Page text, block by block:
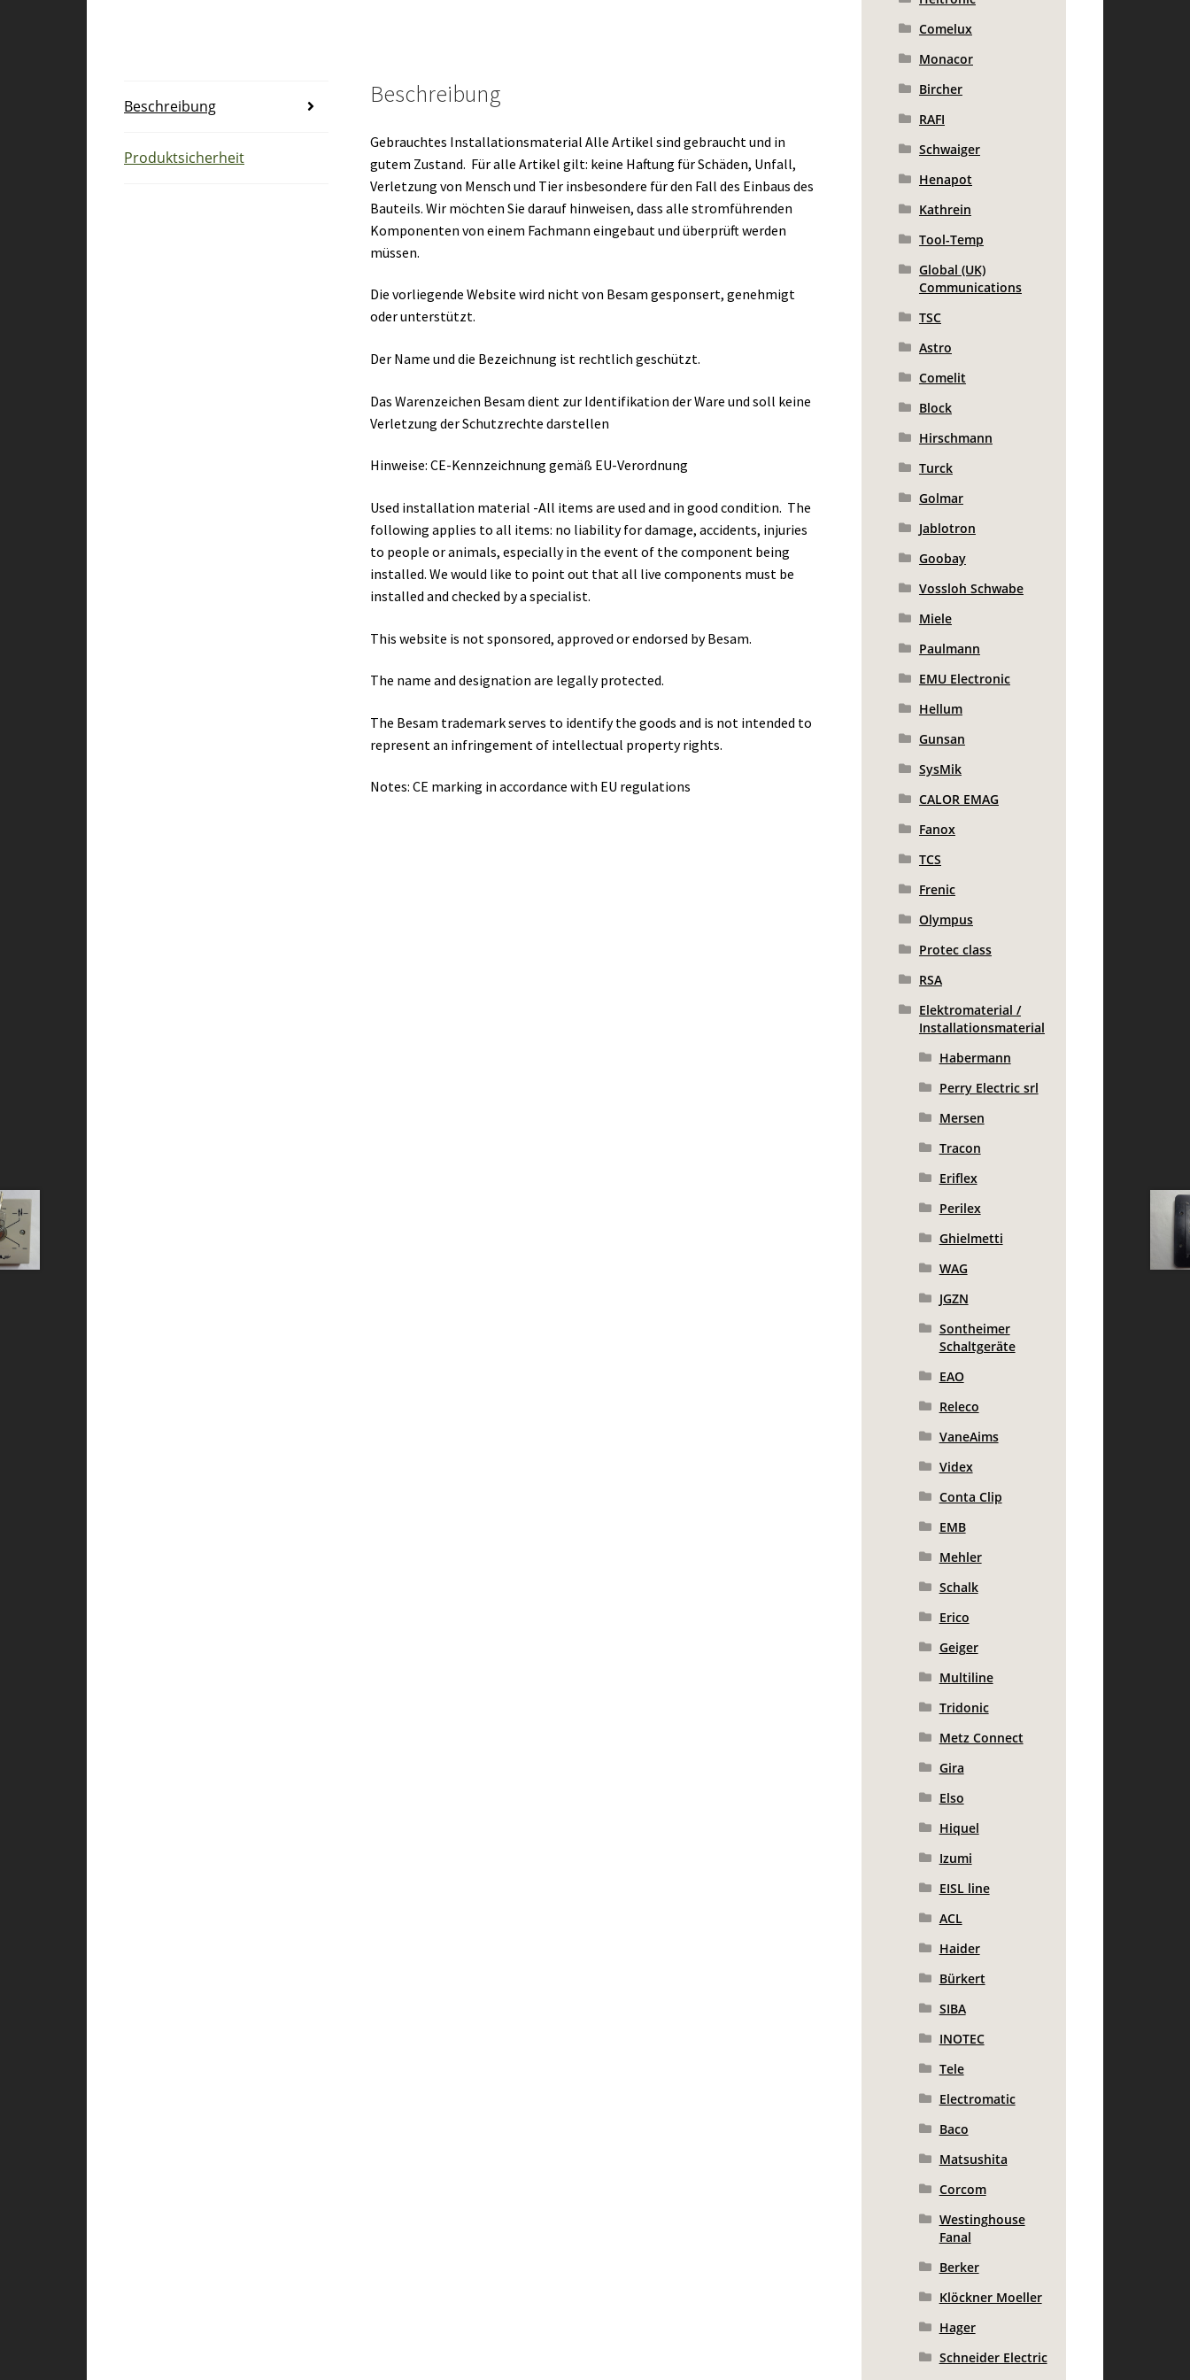
Beschreibung
Produktsicherheit
Beschreibung
Gebrauchtes Installationsmaterial Alle Artikel sind gebraucht und in
gutem Zustand. Für alle Artikel gilt: keine Haftung für Schäden, Unfall,
Verletzung von Mensch und Tier insbesondere für den Fall des Einbaus des
Bauteils. Wir möchten Sie darauf hinweisen, dass alle stromführenden
Komponenten von einem Fachmann eingebaut und überprüft werden
müssen.
Die vorliegende Website wird nicht von Besam gesponsert, genehmigt
oder unterstützt.
Der Name und die Bezeichnung ist rechtlich geschützt.
Das Warenzeichen Besam dient zur Identifikation der Ware und soll keine
Verletzung der Schutzrechte darstellen
Hinweise: CE-Kennzeichnung gemäß EU-Verordnung
Used installation material -All items are used and in good condition. The
following applies to all items: no liability for damage, accidents, injuries
to people or animals, especially in the event of the component being
installed. We would like to point out that all live components must be
installed and checked by a specialist.
This website is not sponsored, approved or endorsed by Besam.
The name and designation are legally protected.
The Besam trademark serves to identify the goods and is not intended to
represent an infringement of intellectual property rights.
Notes: CE marking in accordance with EU regulations
Comelux
Monacor
Bircher
RAFI
Schwaiger
Henapot
Kathrein
Tool-Temp
Global (UK)
Communications
TSC
Astro
Comelit
Block
Hirschmann
Turck
Golmar
Jablotron
Goobay
Vossloh Schwabe
Miele
Paulmann
EMU Electronic
Hellum
Gunsan
SysMik
CALOR EMAG
Fanox
TCS
Frenic
Olympus
Protec class
RSA
Elektromaterial /
Installationsmaterial
Habermann
Perry Electric srl
Mersen
Tracon
Eriflex
Perilex
Ghielmetti
WAG
JGZN
Sontheimer
Schaltgeräte
EAO
Releco
VaneAims
Videx
Conta Clip
EMB
Mehler
Schalk
Erico
Geiger
Multiline
Tridonic
Metz Connect
Gira
Elso
Hiquel
Izumi
EISL line
ACL
Haider
Bürkert
SIBA
INOTEC
Tele
Electromatic
Baco
Matsushita
Corcom
Westinghouse
Fanal
Berker
Klöckner Moeller
Hager
Schneider Electric